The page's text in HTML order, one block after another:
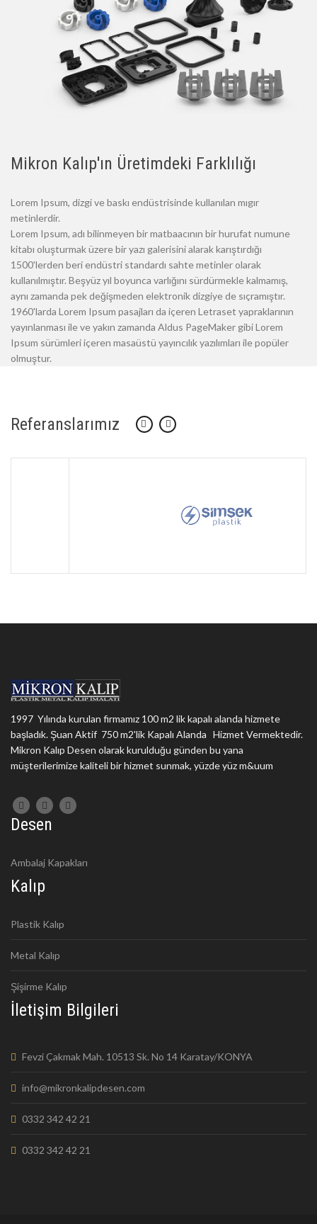
Mikron Kalıp'ın Üretimdeki Farklılığı
Lorem Ipsum, dizgi ve baskı endüstrisinde kullanılan mıgır
metinlerdir.
Lorem Ipsum, adı bilinmeyen bir matbaacının bir hurufat numune
kitabı oluşturmak üzere bir yazı galerisini alarak karıştırdığı
1500'lerden beri endüstri standardı sahte metinler olarak
kullanılmıştır. Beşyüz yıl boyunca varlığını sürdürmekle kalmamış,
aynı zamanda pek değişmeden elektronik dizgiye de sıçramıştır.
1960'larda Lorem Ipsum pasajları da içeren Letraset yapraklarının
yayınlanması ile ve yakın zamanda Aldus PageMaker gibi Lorem
Ipsum sürümleri içeren masaüstü yayıncılık yazılımları ile popüler
olmuştur.
Referanslarımız
1997 Yılında kurulan firmamız 100 m2 lik kapalı alanda hizmete
başladık. Şuan Aktif 750 m2'lik Kapalı Alanda Hizmet Vermektedir.
Mikron Kalıp Desen olarak kurulduğu günden bu yana
müşterilerimize kaliteli bir hizmet sunmak, yüzde yüz m&uum
Desen
Ambalaj Kapakları
Kalıp
Plastik Kalıp
Metal Kalıp
Şişirme Kalıp
İletişim Bilgileri
Fevzi Çakmak Mah. 10513 Sk. No 14 Karatay/KONYA
info@mikronkalipdesen.com
0332 342 42 21
0332 342 42 21